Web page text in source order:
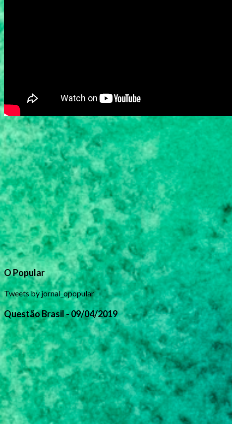
O Popular
Tweets by jornal_opopular
Questão Brasil - 09/04/2019